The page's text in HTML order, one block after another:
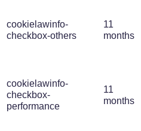
cookielawinfo-
checkbox-others
11
months
cookielawinfo-
checkbox-
performance
11
months